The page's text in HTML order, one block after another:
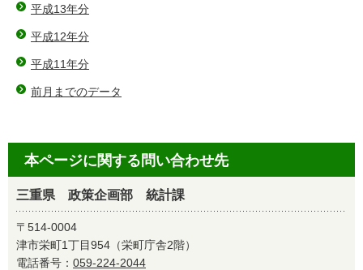
平成13年分
平成12年分
平成11年分
前月までのデータ
本ページに関する問い合わせ先
三重県 政策企画部 統計課
〒514-0004
津市栄町1丁目954（栄町庁舎2階）
電話番号： 059-224-2044